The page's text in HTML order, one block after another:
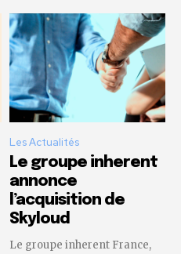
Les Actualités
Le groupe inherent
annonce
l’acquisition de
Skyloud
Le groupe inherent France,